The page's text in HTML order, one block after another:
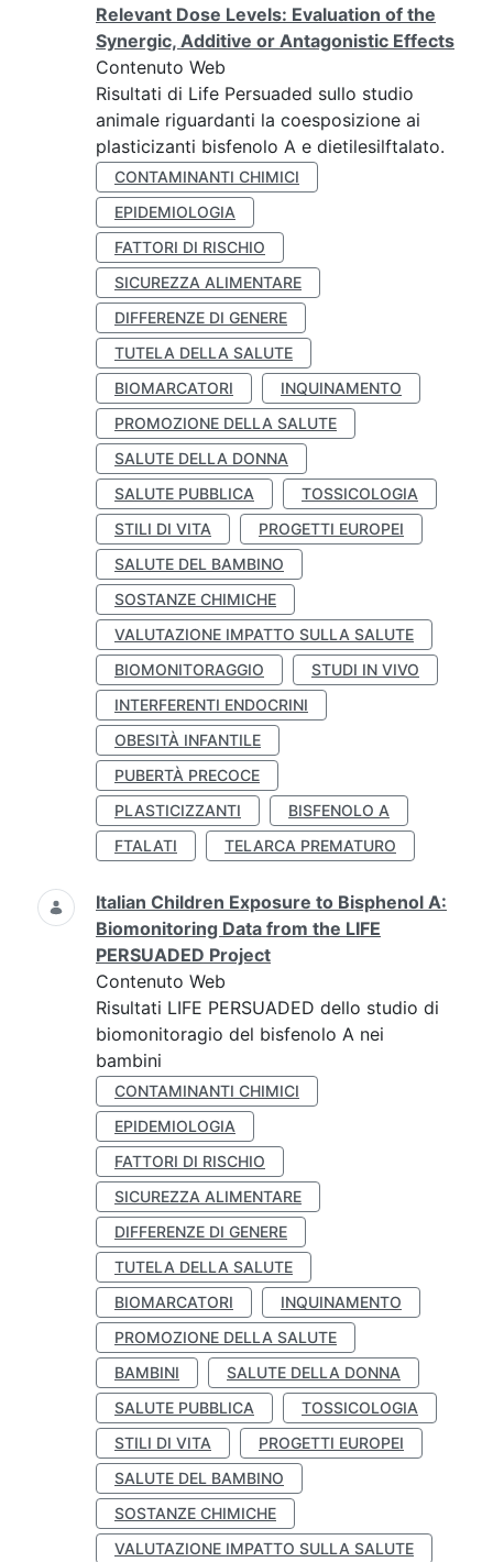
Relevant Dose Levels: Evaluation of the
Synergic, Additive or Antagonistic Effects
Contenuto Web
Risultati di Life Persuaded sullo studio
animale riguardanti la coesposizione ai
plasticizanti bisfenolo A e dietilesilftalato.
CONTAMINANTI CHIMICI
EPIDEMIOLOGIA
FATTORI DI RISCHIO
SICUREZZA ALIMENTARE
DIFFERENZE DI GENERE
TUTELA DELLA SALUTE
BIOMARCATORI
INQUINAMENTO
PROMOZIONE DELLA SALUTE
SALUTE DELLA DONNA
SALUTE PUBBLICA
TOSSICOLOGIA
STILI DI VITA
PROGETTI EUROPEI
SALUTE DEL BAMBINO
SOSTANZE CHIMICHE
VALUTAZIONE IMPATTO SULLA SALUTE
BIOMONITORAGGIO
STUDI IN VIVO
INTERFERENTI ENDOCRINI
OBESITÀ INFANTILE
PUBERTÀ PRECOCE
PLASTICIZZANTI
BISFENOLO A
FTALATI
TELARCA PREMATURO
Italian Children Exposure to Bisphenol A:
Biomonitoring Data from the LIFE
PERSUADED Project
Contenuto Web
Risultati LIFE PERSUADED dello studio di
biomonitoragio del bisfenolo A nei
bambini
CONTAMINANTI CHIMICI
EPIDEMIOLOGIA
FATTORI DI RISCHIO
SICUREZZA ALIMENTARE
DIFFERENZE DI GENERE
TUTELA DELLA SALUTE
BIOMARCATORI
INQUINAMENTO
PROMOZIONE DELLA SALUTE
BAMBINI
SALUTE DELLA DONNA
SALUTE PUBBLICA
TOSSICOLOGIA
STILI DI VITA
PROGETTI EUROPEI
SALUTE DEL BAMBINO
SOSTANZE CHIMICHE
VALUTAZIONE IMPATTO SULLA SALUTE